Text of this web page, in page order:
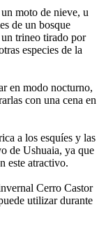
moto de nieve, u
de un bosque
trineo tirado por
especies de la
en modo nocturno,
con una cena en
a los esquíes y las
de Ushuaia, ya que
este atractivo.
Cerro Castor
utilizar durante